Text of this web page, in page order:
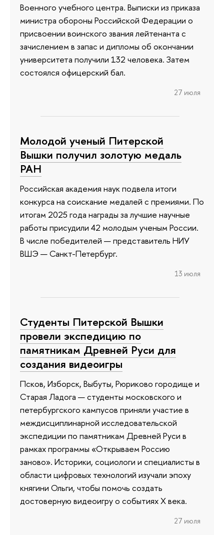
Военного учебного центра. Выписки из приказа
министра обороны Российской Федерации о
присвоении воинского звания лейтенанта с
зачислением в запас и дипломы об окончании
университета получили 132 человека. Затем
состоялся офицерский бал.
27 июля
Молодой ученый Питерской
Вышки получил золотую медаль
РАН
Российская академия наук подвела итоги
конкурса на соискание медалей с премиями. По
итогам 2025 года награды за лучшие научные
работы присудили 42 молодым ученым России.
В числе победителей — представитель НИУ
ВШЭ — Санкт-Петербург.
13 июля
Студенты Питерской Вышки
провели экспедицию по
памятникам Древней Руси для
создания видеоигры
Псков, Изборск, Выбуты, Рюриково городище и
Старая Ладога — студенты московского и
петербургского кампусов приняли участие в
междисциплинарной исследовательской
экспедиции по памятникам Древней Руси в
рамках программы «Открываем Россию
заново». Историки, социологи и специалисты в
области цифровых технологий изучали эпоху
княгини Ольги, чтобы помочь создать
достоверную видеоигру о событиях X века.
27 июля